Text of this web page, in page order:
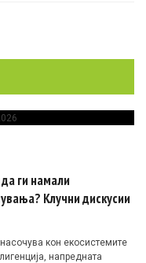
ги намали
Клучни дискусии
кон екосистемите
напредната